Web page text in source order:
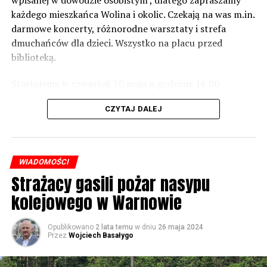
zrobić. Tam są odpowiednie normy – 61 i 56 decybeli –
zaznacza.
Foto: Wojciech Basałygo
59639 odsłon
każdego mieszkańca Wolina i okolic. Czekają na was m.in.
darmowe koncerty, różnorodne warsztaty i strefa
dmuchańców dla dzieci. Wszystko na placu przed
biblioteką.
występami zespołów „Yellow” i „Specyficzni”.
CZYTAJ DALEJ
WIADOMOŚCI
Strażacy gasili pożar nasypu
kolejowego w Warnowie
Opublikowano 2 lata temu w dniu 26 maja 2024
Przez Wojciech Basałygo